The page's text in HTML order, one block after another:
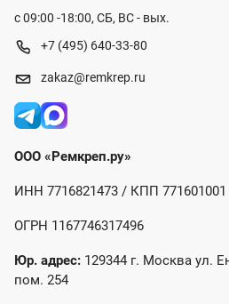
с 09:00 -18:00, СБ, ВС - вых.
+7 (495) 640-33-80
zakaz@remkrep.ru
ООО «Ремкреп.ру»
ИНН 7716821473 / КПП 771601001
ОГРН 1167746317496
Юр. адрес: 129344 г. Москва ул.
пом. 254